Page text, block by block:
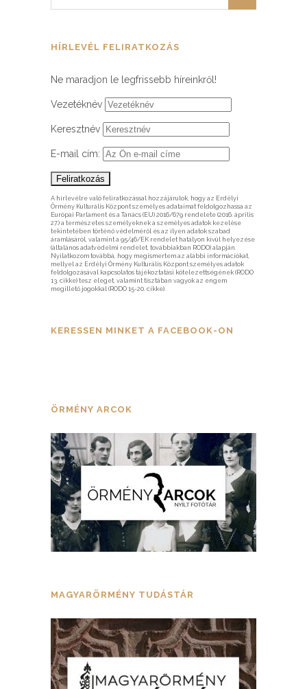
HÍRLEVÉL FELIRATKOZÁS
Ne maradjon le legfrissebb híreinkről!
Vezetéknév
Keresztnév
E-mail cím:
A hírlevélre való feliratkozással hozzájárulok, hogy az Erdélyi
Örmény Kulturális Központ személyes adataimat feldolgozhassa az
Európai Parlament és a Tanács (EU) 2016/679 rendelete (2016. április
27.) a természetes személyeknek a személyes adatok kezelése
tekintetében történő védelméről és az ilyen adatok szabad
áramlásáról, valamint a 95/46/EK rendelet hatályon kívül helyezése
(általános adatvédelmi rendelet, továbbiakban RODO) alapján.
Nyilatkozom továbbá, hogy megismertem az alábbi információkat,
mellyel az Erdélyi Örmény Kulturális Központ személyes adatok
feldolgozásával kapcsolatos tájékoztatási kötelezettségének (RODO
13. cikke) tesz eleget, valamint tisztában vagyok az engem
megillető jogokkal (RODO 15-20. cikke).
KERESSEN MINKET A FACEBOOK-ON
ÖRMÉNY ARCOK
MAGYARÖRMÉNY TUDÁSTÁR